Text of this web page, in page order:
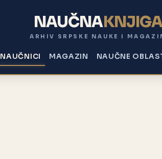
NAUČNA
ARHIV SRPSKE NAUKE I
NAUČNICI MAGAZIN NAUČNE